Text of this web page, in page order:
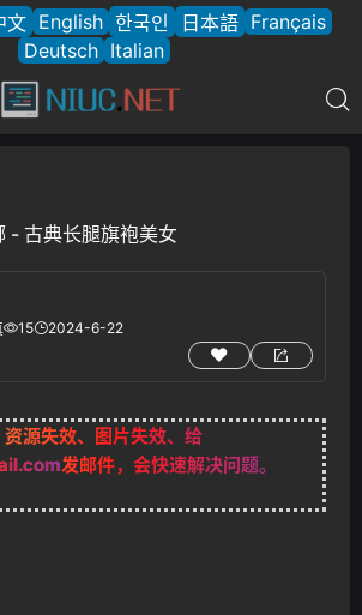
文 English 한국인 日本語 Français
Deutsch Italian
- 古典长腿旗袍美女
15 2024-6-22
资源失效、图片失效、给
发邮件，会快速解决问题。